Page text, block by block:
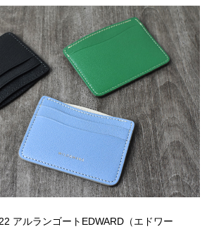
アルランゴートEDWARD（エドワー